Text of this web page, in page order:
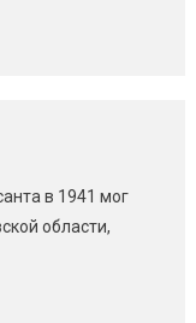
в 1941 мог
области,